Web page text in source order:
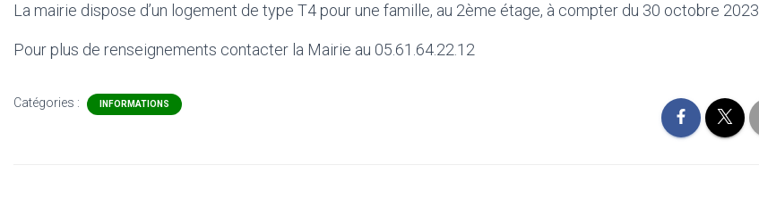
La mairie dispose d’un logement de type T4 pour une famille, au 2ème étage, à compter du 30 octobre 2023.
Pour plus de renseignements contacter la Mairie au 05.61.64.22.12
Catégories : INFORMATIONS